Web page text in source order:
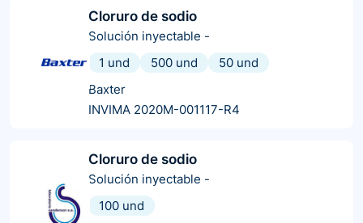
Cloruro de sodio
Solución inyectable -
1 und
500 und
50 und
Baxter
INVIMA 2020M-001117-R4
Cloruro de sodio
Solución inyectable -
100 und